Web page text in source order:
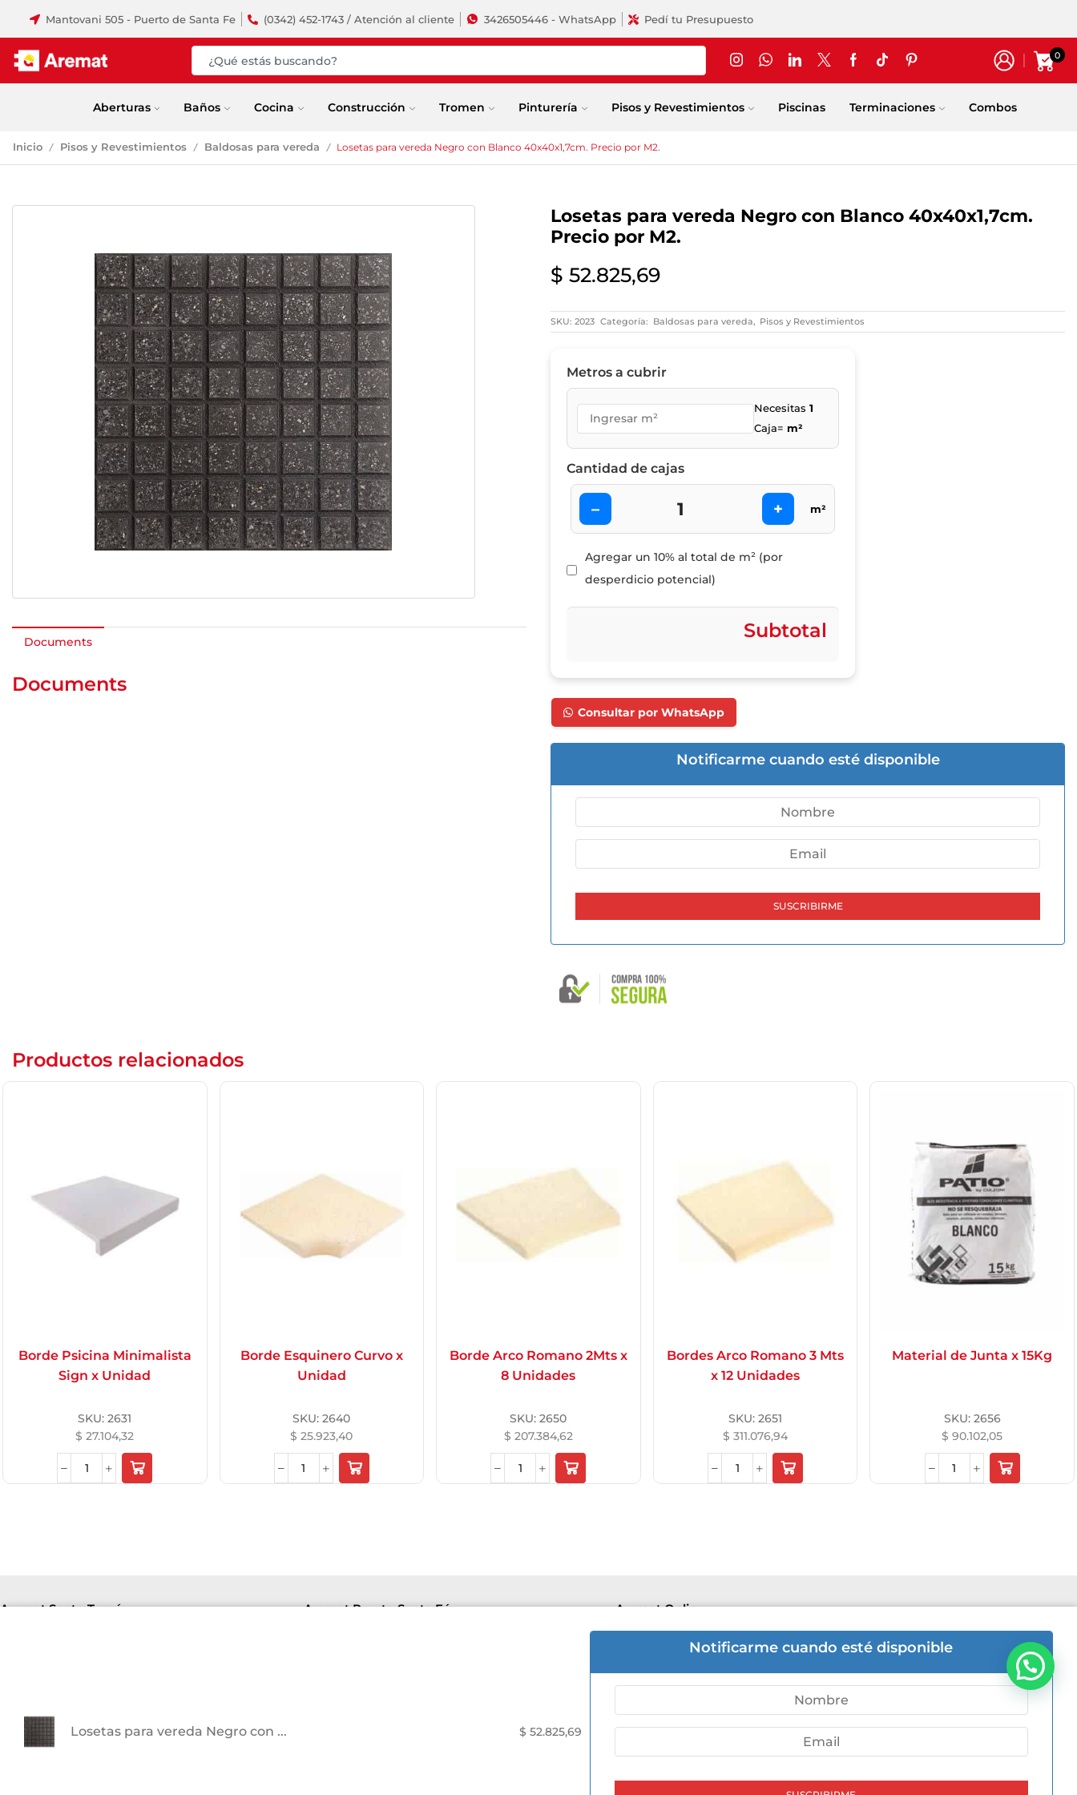
Mantovani 505 - Puerto de Santa Fe (0342) 452-1743 / Atención al cliente 3426505446 - WhatsApp Pedí tu Presupuesto
0
Aberturas Baños Cocina Construcción Tromen Pinturería Pisos y Revestimientos Piscinas Terminaciones Combos
Inicio / Pisos y Revestimientos / Baldosas para vereda / Losetas para vereda Negro con Blanco 40x40x1,7cm. Precio por M2.
Documents
Documents
Losetas para vereda Negro con Blanco 40x40x1,7cm.
Precio por M2.
$ 52.825,69
SKU: 2023 Categoría: Baldosas para vereda, Pisos y Revestimientos
Metros a cubrir
Necesitas 1
Caja= m²
Cantidad de cajas
– + m²
Agregar un 10% al total de m² (por
desperdicio potencial)
Subtotal
Consultar por WhatsApp
Notificarme cuando esté disponible
Productos relacionados
Borde Psicina Minimalista
Sign x Unidad
SKU:2631
$ 27.104,32
Borde Esquinero Curvo x
Unidad
SKU:2640
$ 25.923,40
Borde Arco Romano 2Mts x
8 Unidades
SKU:2650
$ 207.384,62
Bordes Arco Romano 3 Mts
x 12 Unidades
SKU:2651
$ 311.076,94
Material de Junta x 15Kg
SKU: 2656
$ 90.102,05
Aremat Santo Tomé
Aremat Puerto Santa Fé
Aremat Online
Lu-Vie 8hs a 16hs | Sab 8hs a 12hs.
+54 9 3426 50-5446
Losetas para vereda Negro con ... $ 52.825,69
Notificarme cuando esté disponible